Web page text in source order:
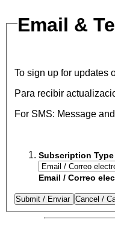
Email &
To sign up for updates
Para recibir
For SMS: Message
Subscription
Email / Correo